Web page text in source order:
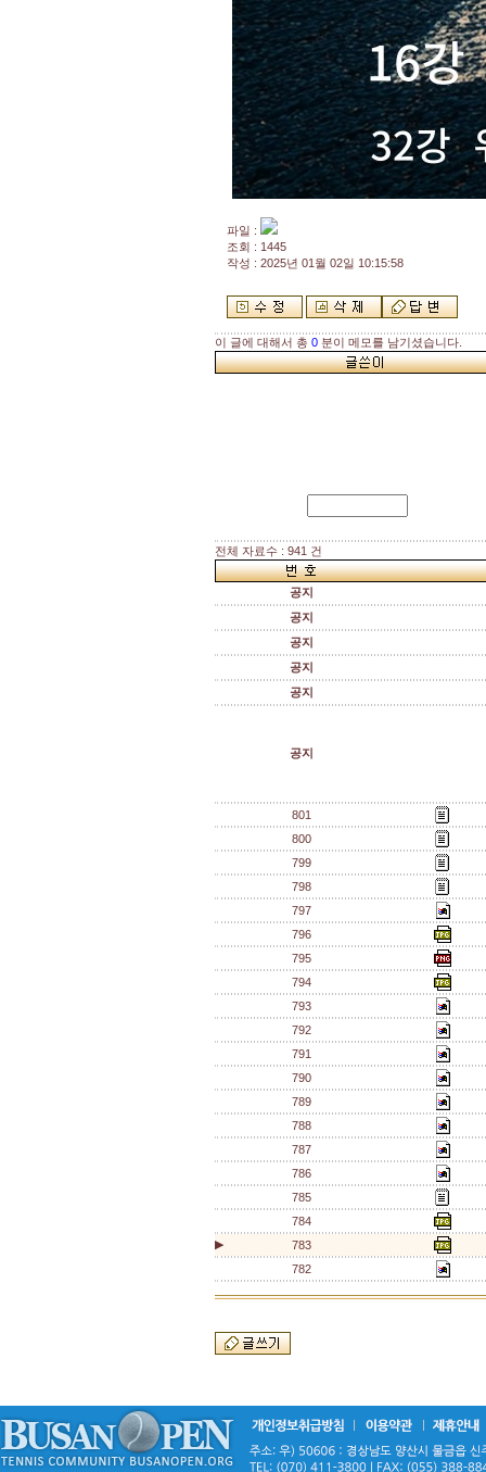
파일 :
조회 : 1445
작성 : 2025년 01월 02일 10:15:58
이 글에 대해서 총 0 분이 메모를 남기셨습니다.
전체 자료수 : 941 건
공지
공지
공지
공지
공지
공지
801
800
799
798
797
796
795
794
793
792
791
790
789
788
787
786
785
784
▶
783
782